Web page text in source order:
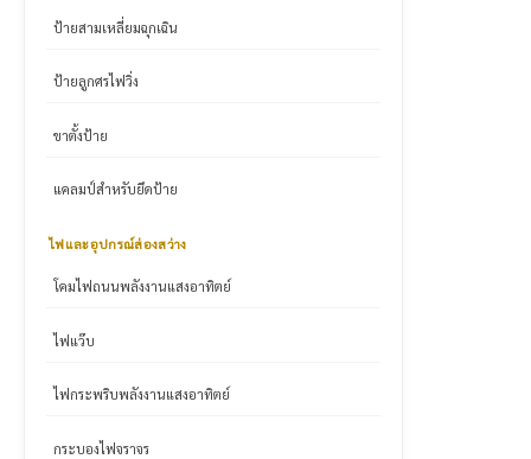
ป้ายสามเหลี่ยมฉุกเฉิน
ป้ายลูกศรไฟวิ่ง
ขาตั้งป้าย
แคลมป์สำหรับยึดป้าย
ไฟและอุปกรณ์ส่องสว่าง
โคมไฟถนนพลังงานแสงอาทิตย์
ไฟแว๊บ
ไฟกระพริบพลังงานแสงอาทิตย์
กระบองไฟจราจร